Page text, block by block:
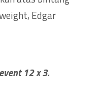
Edgar
12 x 3.